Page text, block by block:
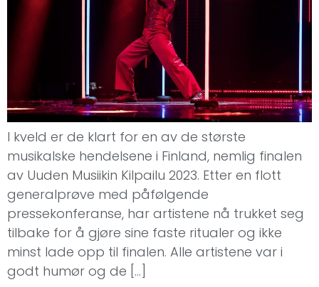
I kveld er de klart for en av de største
musikalske hendelsene i Finland, nemlig finalen
av Uuden Musiikin Kilpailu 2023. Etter en flott
generalprøve med påfølgende
pressekonferanse, har artistene nå trukket seg
tilbake for å gjøre sine faste ritualer og ikke
minst lade opp til finalen. Alle artistene var i
godt humør og de […]